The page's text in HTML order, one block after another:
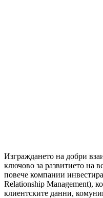
Изграждането на добри
ключово за развитието на
повече компании
Relationship Management),
клиентските данни,